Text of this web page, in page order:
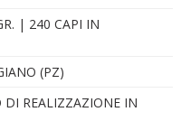
| 240 CAPI IN
(PZ)
DI REALIZZAZIONE IN